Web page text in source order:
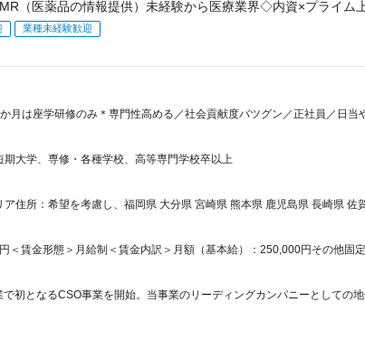
（医薬品の情報提供）未経験から医療業界◇内資×プライム
業種未経験歓迎
か月は座学研修のみ＊専門性高める／社会貢献度バツグン／正社員／日
期大学、専修・各種学校、高等専門学校卒以上
ア住所：希望を考慮し、福岡県 大分県 宮崎県 熊本県 鹿児島県 長崎県 佐
＜賃金形態＞月給制＜賃金内訳＞月額（基本給）：250,000円その他固
初となるCSO事業を開始。当事業のリーディングカンパニーとしての